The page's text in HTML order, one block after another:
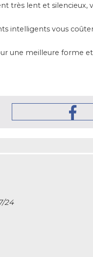
très lent et
intelligents vous
une meilleure forme
24